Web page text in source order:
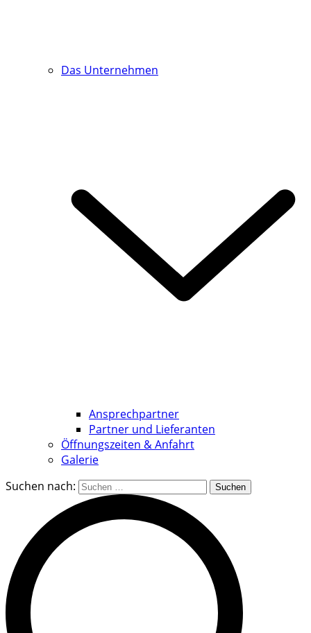
Das Unternehmen
Ansprechpartner
Partner und Lieferanten
Öffnungszeiten & Anfahrt
Galerie
Suchen nach: